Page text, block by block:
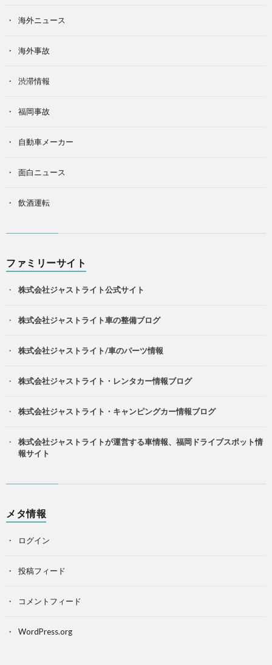
海外ニュース
海外事故
渋滞情報
福岡事故
自動車メーカー
面白ニュース
飲酒運転
ファミリーサイト
株式会社ジャストライト公式サイト
株式会社ジャストライト車の整備ブログ
株式会社ジャストライト/車のパーツ情報
株式会社ジャストライト・レンタカー情報ブログ
株式会社ジャストライト・キャンピングカー情報ブログ
株式会社ジャストライトが運営する車情報、福岡ドライブスポット情
報サイト
メタ情報
ログイン
投稿フィード
コメントフィード
WordPress.org